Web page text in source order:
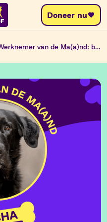
Doneer nu
Werknemer van de Ma(a)nd: blindengeleidehond Micha